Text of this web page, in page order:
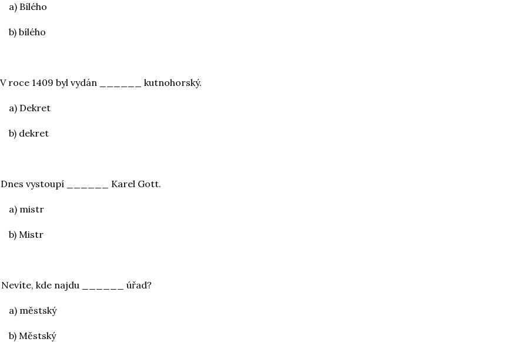
a) Bílého
b) bílého
roce 1409 byl vydán ______ kutnohorský.
a) Dekret
b) dekret
Dnes vystoupí ______ Karel Gott.
a) mistr
b) Mistr
Nevíte, kde najdu ______ úřad?
a) městský
b) Městský